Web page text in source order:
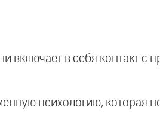
включает в себя контакт с
психологию, которая